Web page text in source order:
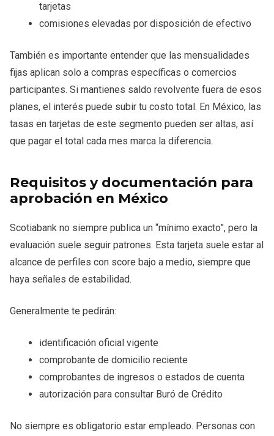
tarjetas
comisiones elevadas por disposición de efectivo
También es importante entender que las mensualidades
fijas aplican solo a compras específicas o comercios
participantes. Si mantienes saldo revolvente fuera de esos
planes, el interés puede subir tu costo total. En México, las
tasas en tarjetas de este segmento pueden ser altas, así
que pagar el total cada mes marca la diferencia.
Requisitos y documentación para
aprobación en México
Scotiabank no siempre publica un “mínimo exacto”, pero la
evaluación suele seguir patrones. Esta tarjeta suele estar al
alcance de perfiles con score bajo a medio, siempre que
haya señales de estabilidad.
Generalmente te pedirán:
identificación oficial vigente
comprobante de domicilio reciente
comprobantes de ingresos o estados de cuenta
autorización para consultar Buró de Crédito
No siempre es obligatorio estar empleado. Personas con